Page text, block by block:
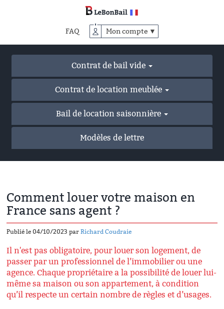
FAQ Mon compte ▼
Contrat de bail vide
Contrat de location meublée
Bail de location saisonnière
Modèles de lettre
Comment louer votre maison en
France sans agent ?
Publié le 04/10/2023 parRichard Coudraie
Il n'est pas obligatoire, pour louer son logement, de
passer par un professionnel de l’immobilier ou une
agence. Chaque propriétaire a la possibilité de louer lui-
même sa maison ou son appartement, à condition
qu’il respecte un certain nombre de règles et d’usages.